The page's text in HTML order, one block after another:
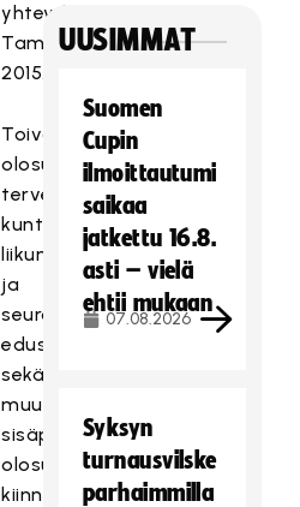
yhteydessä
Tampereella
2015.
Toivotamme
olosuhdeseminaariin
tervetulleiksi
kuntien,
liikuntajärjestöjen
ja
seurojen
edustajat
sekä
muut
sisäpalloilun
olosuhdeasioista
kiinnostuneet
UUSIMMAT
Suomen
Cupin
ilmoittautumi
saikaa
jatkettu 16.8.
asti – vielä
ehtii mukaan
07.08.2026
Syksyn
turnausvilske
parhaimmilla